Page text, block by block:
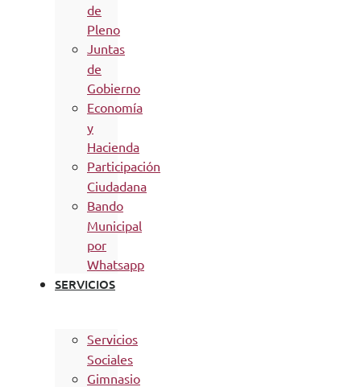
de
Pleno
Juntas
de
Gobierno
Economía
y
Hacienda
Participación
Ciudadana
Bando
Municipal
por
Whatsapp
SERVICIOS
Servicios
Sociales
Gimnasio